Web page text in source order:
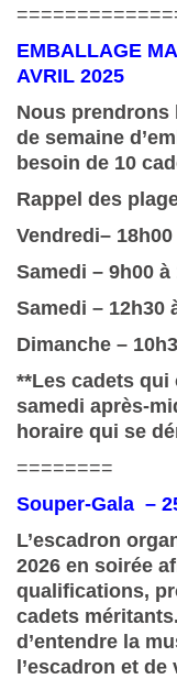
EMBALLAGE
AVRIL 2025
Nous prendrons
de semaine
besoin de 10
Rappel des
Vendredi– 18h00
Samedi – 9h00 à
Samedi – 12h30
Dimanche –
**Les cadets
samedi après-
horaire qui se
========
Souper-Gala –
L’escadron
2026 en soirée
qualifications,
cadets
d’entendre la
l’escadron et